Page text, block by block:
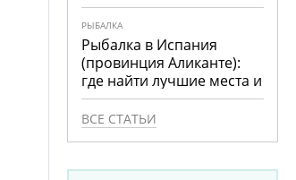
РЫБАЛКА
Рыбалка в Испания
(провинция Аликанте):
где найти лучшие места и
что ловить
ВСЕ СТАТЬИ